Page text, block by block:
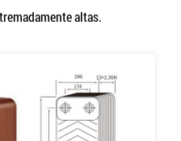
altas.